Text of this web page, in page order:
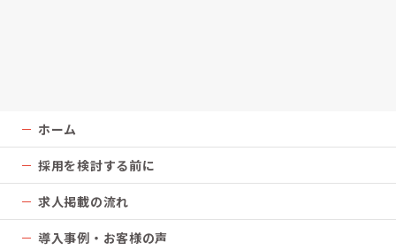
ホーム
採用を検討する前に
求人掲載の流れ
導入事例・お客様の声